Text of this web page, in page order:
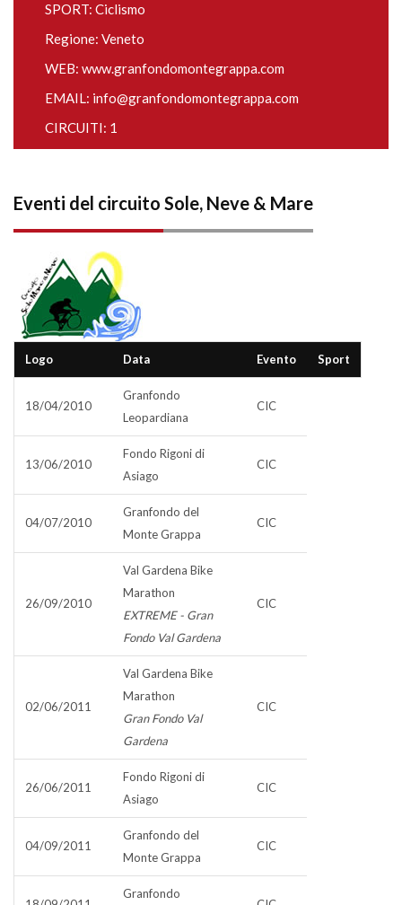
SPORT: Ciclismo
Regione: Veneto
WEB: www.granfondomontegrappa.com
EMAIL: info@granfondomontegrappa.com
CIRCUITI: 1
Eventi del circuito Sole, Neve & Mare
Logo Data Evento Sport
18/04/2010
Granfondo
Leopardiana
CIC
13/06/2010
Fondo Rigoni di
Asiago
CIC
04/07/2010
Granfondo del
Monte Grappa
CIC
26/09/2010
Val Gardena Bike
Marathon
EXTREME - Gran
Fondo Val Gardena
CIC
02/06/2011
Val Gardena Bike
Marathon
Gran Fondo Val
Gardena
CIC
26/06/2011
Fondo Rigoni di
Asiago
CIC
04/09/2011
Granfondo del
Monte Grappa
CIC
Granfondo